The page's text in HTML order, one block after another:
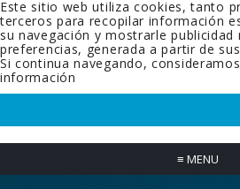
Este sitio web utiliza cookies, tanto
terceros para recopilar información
su navegación y mostrarle publicidad
preferencias, generada a partir de
Si continua navegando,
información
≡ MENU